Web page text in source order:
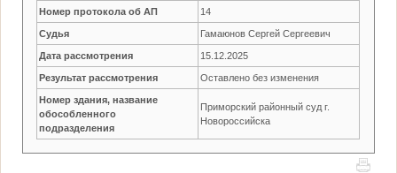
Номер протокола об АП 14
Судья Гамаюнов Сергей Сергеевич
Дата рассмотрения 15.12.2025
Результат рассмотрения Оставлено без изменения
Номер здания, название
обособленного
подразделения
Приморский районный суд г.
Новороссийска